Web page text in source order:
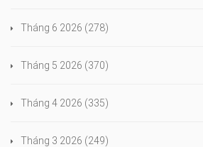
Tháng 6 2026 (278)
Tháng 5 2026 (370)
Tháng 4 2026 (335)
Tháng 3 2026 (249)